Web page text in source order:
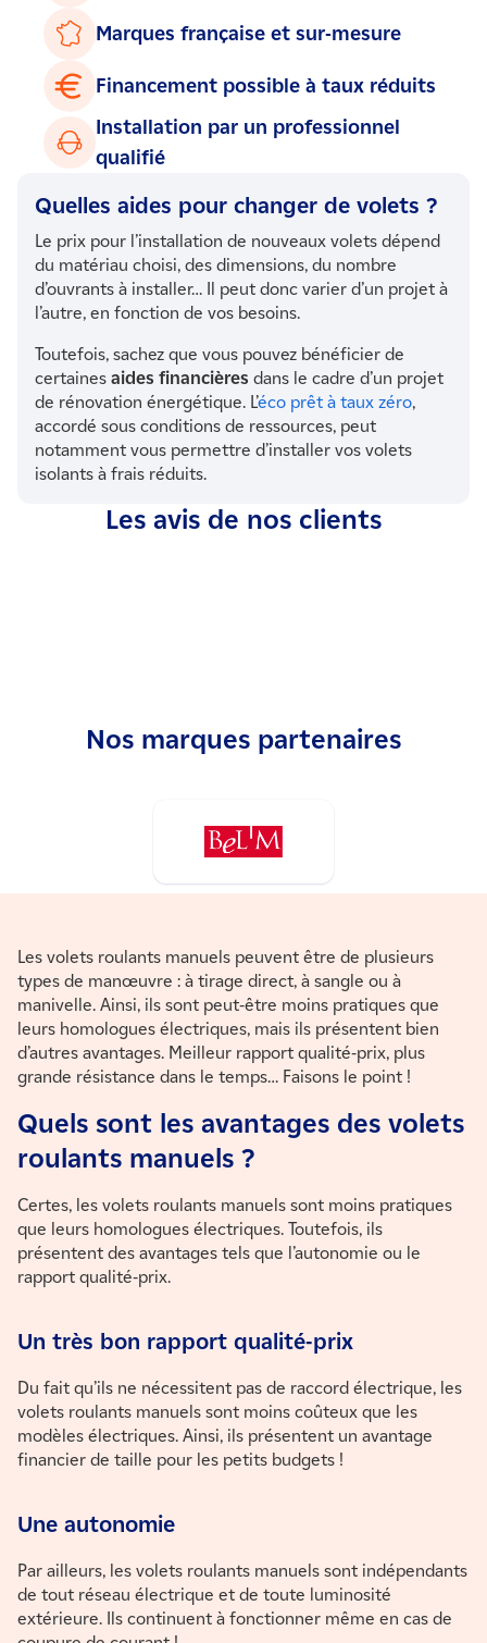
conformément aux normes en vigueur.
Marques française et sur-mesure
Financement possible à taux réduits
Installation par un professionnel
qualifié
Quelles aides pour changer de volets ?
Le prix pour l’installation de nouveaux volets dépend
du matériau choisi, des dimensions, du nombre
d’ouvrants à installer… Il peut donc varier d’un projet à
l’autre, en fonction de vos besoins.
Toutefois, sachez que vous pouvez bénéficier de
certaines aides financières dans le cadre d’un projet
de rénovation énergétique. L’éco prêt à taux zéro,
accordé sous conditions de ressources, peut
notamment vous permettre d’installer vos volets
isolants à frais réduits.
Les avis de nos clients
Nos marques partenaires
Les volets roulants manuels peuvent être de plusieurs
types de manœuvre : à tirage direct, à sangle ou à
manivelle. Ainsi, ils sont peut-être moins pratiques que
leurs homologues électriques, mais ils présentent bien
d’autres avantages. Meilleur rapport qualité-prix, plus
grande résistance dans le temps… Faisons le point !
Quels sont les avantages des volets
roulants manuels ?
Certes, les volets roulants manuels sont moins pratiques
que leurs homologues électriques. Toutefois, ils
présentent des avantages tels que l’autonomie ou le
rapport qualité-prix.
Un très bon rapport qualité-prix
Du fait qu’ils ne nécessitent pas de raccord électrique, les
volets roulants manuels sont moins coûteux que les
modèles électriques. Ainsi, ils présentent un avantage
financier de taille pour les petits budgets !
Une autonomie
Par ailleurs, les volets roulants manuels sont indépendants
de tout réseau électrique et de toute luminosité
extérieure. Ils continuent à fonctionner même en cas de